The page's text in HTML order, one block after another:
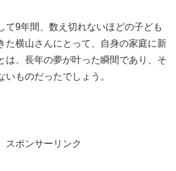
て9年間、数え切れないほどの子ども
た横山さんにとって、自身の家庭に新
は、長年の夢が叶った瞬間であり、そ
いものだったでしょう。
スポンサーリンク